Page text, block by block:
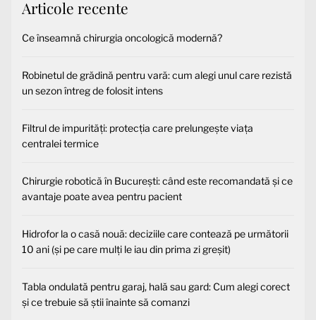
Articole recente
Ce înseamnă chirurgia oncologică modernă?
Robinetul de grădină pentru vară: cum alegi unul care rezistă
un sezon întreg de folosit intens
Filtrul de impurități: protecția care prelungește viața
centralei termice
Chirurgie robotică în București: când este recomandată și ce
avantaje poate avea pentru pacient
Hidrofor la o casă nouă: deciziile care contează pe următorii
10 ani (și pe care mulți le iau din prima zi greșit)
Tabla ondulată pentru garaj, hală sau gard: Cum alegi corect
și ce trebuie să știi înainte să comanzi